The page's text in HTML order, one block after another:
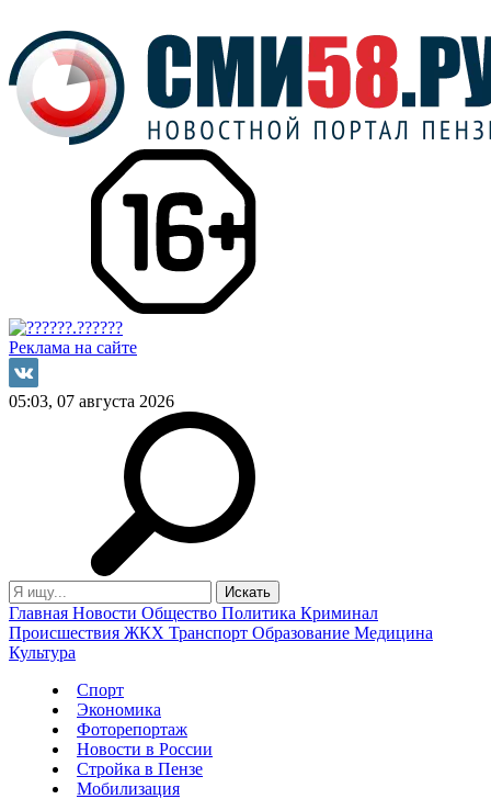
Реклама на сайте
05:03, 07 августа 2026
Главная Новости Общество Политика Криминал
Происшествия ЖКХ Транспорт Образование Медицина
Культура
Спорт
Экономика
Фоторепортаж
Новости в России
Стройка в Пензе
Мобилизация